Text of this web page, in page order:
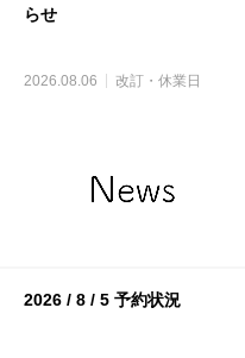
らせ
2026.08.06 改訂・休業日
2026 / 8 / 5 予約状況